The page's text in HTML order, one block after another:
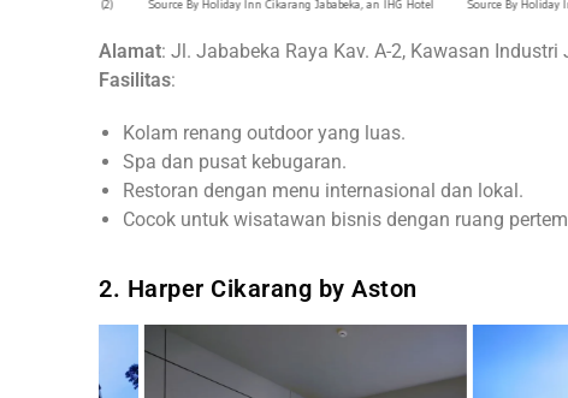
Source By Holiday Inn Cikarang Jababeka, an IHG Hotel Source By Holiday Inn
Alamat: Jl. Jababeka Raya Kav. A-2, Kawasan Industri
Fasilitas:
Kolam renang outdoor yang luas.
Spa dan pusat kebugaran.
Restoran dengan menu internasional dan lokal.
Cocok untuk wisatawan bisnis dengan ruang
2. Harper Cikarang by Aston